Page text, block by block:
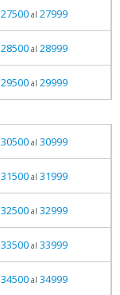
27500al 27999
28500al 28999
29500al 29999
30500al 30999
31500al 31999
32500al 32999
33500al 33999
34500al 34999